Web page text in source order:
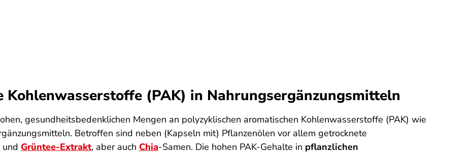
Kohlenwasserstoffe (PAK) in Nahrungsergänzungsmitteln
gesundheits­bedenklichen Mengen an polyzyklischen aromatischen Kohlenwasserstoffe (PAK) wie
Betroffen sind neben (Kapseln mit) Pflanzenölen vor allem getrocknete
und Grüntee-Extrakt, aber auch Chia-Samen. Die hohen PAK-Gehalte in pflanzlichen